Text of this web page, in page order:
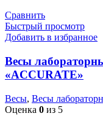
Сравнить
Быстрый просмотр
Добавить в избранное
Весы
«ACCURATE»
Весы, Весы
Оценка 0 из 5